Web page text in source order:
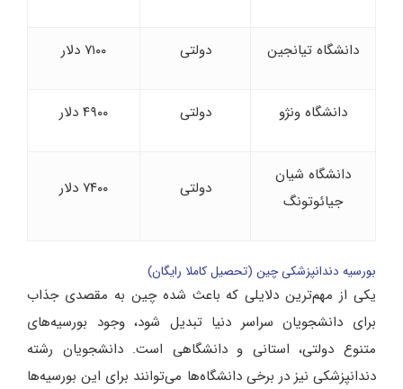
دانشگاه تیانجین دولتی ۷۱۰۰ دلار
دانشگاه ونژو دولتی ۴۹۰۰ دلار
دانشگاه شیان
جیائوتونگ
دولتی ۷۴۰۰ دلار
بورسیه دندانپزشکی چین (تحصیل کاملا رایگان)
یکی از مهم‌ترین دلایلی که باعث شده چین به مقصدی جذاب
برای دانشجویان سراسر دنیا تبدیل شود، وجود بورسیه‌های
متنوع دولتی، استانی و دانشگاهی است. دانشجویان رشته
دندانپزشکی نیز در برخی دانشگاه‌ها می‌توانند برای این بورسیه‌ها